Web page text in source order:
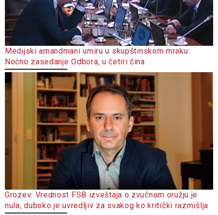
Medijski amandmani umiru u skupštinskom mraku:
Noćno zasedanje Odbora, u četiri čina
Grozev: Vrednost FSB izveštaja o zvučnom oružju je
nula, duboko je uvredljiv za svakog ko kritički razmišlja